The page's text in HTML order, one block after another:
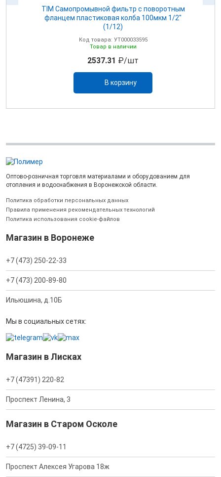
TIM Самопромывной фильтр с поворотным
фланцем пластиковая колба 100мкм 1/2"
(1/12)
Код товара: УТ000033595
Товар в наличии
2537.31 ₽/шт
В корзину
Оптово-розничная торговля материалами и оборудованием для
отопления и водоснабжения в Воронежской области.
Политика обработки персональных данных
Правила применения рекомендательных технологий
Политика использования cookie-файлов
Магазин в Воронеже
+7 (473) 250-22-33
+7 (473) 200-89-80
Ильюшина, д.10Б
Мы в социальных сетях:
Магазин в Лисках
+7 (47391) 220-82
Проспект Ленина, 3
Магазин в Старом Осколе
+7 (4725) 39-09-11
Проспект Алексея Угарова 18ж